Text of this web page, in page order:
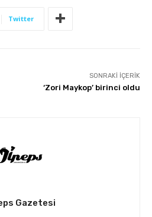
Twitter
SONRAKI İÇERIK
‘Zori Maykop’ birinci oldu
Gazetesi